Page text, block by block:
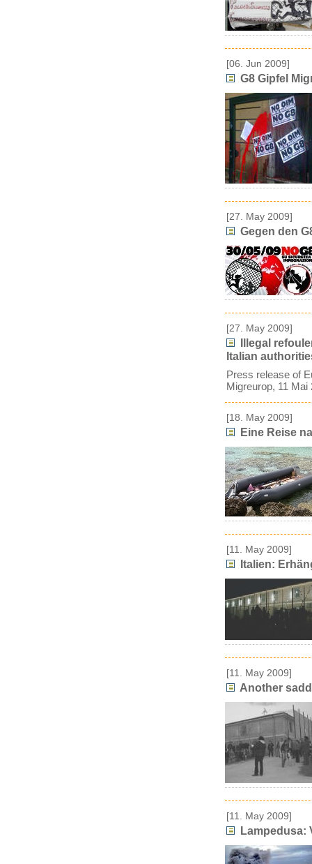
[06. Jun 2009]
G8 Gipfel
[27. May 2009]
Gegen den
[27. May 2009]
Illegal
Italian
Press release of
Migreurop, 11 Mai
[18. May 2009]
Eine Reise
[11. May 2009]
Italien:
[11. May 2009]
Another
[11. May 2009]
Lampedusa: